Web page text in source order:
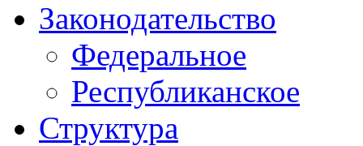
Законодательство
Федеральное
Республиканское
Структура